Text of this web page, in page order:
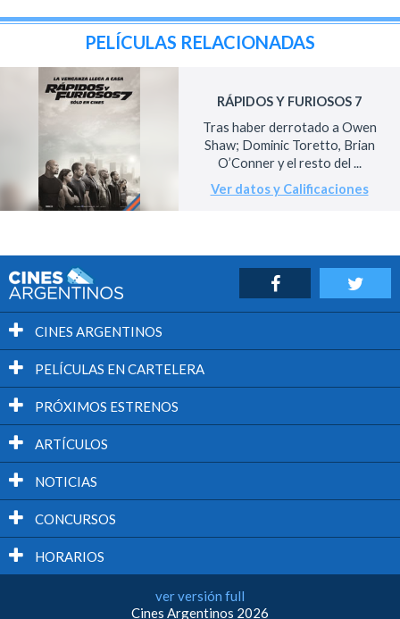
PELÍCULAS RELACIONADAS
RÁPIDOS Y FURIOSOS 7
Tras haber derrotado a Owen
Shaw; Dominic Toretto, Brian
O’Conner y el resto del ...
Ver datos y Calificaciones
CINES ARGENTINOS
PELÍCULAS EN CARTELERA
PRÓXIMOS ESTRENOS
ARTÍCULOS
NOTICIAS
CONCURSOS
HORARIOS
ver versión full
Cines Argentinos 2026